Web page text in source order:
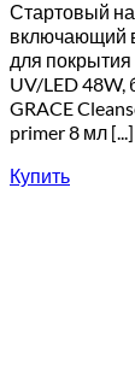
Стартовый
включающий
для
UV/LED 48W,
GRACE
primer 8 мл [...]
Купить